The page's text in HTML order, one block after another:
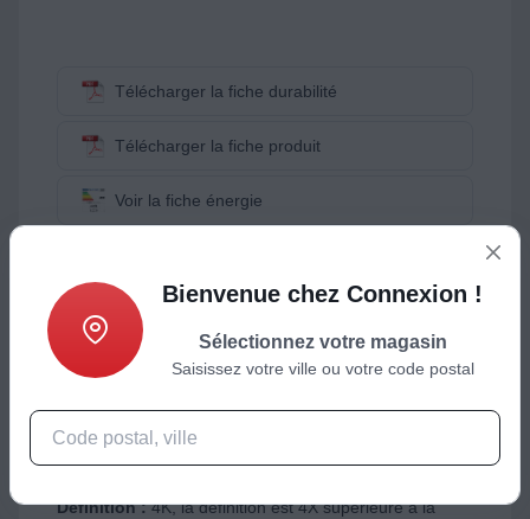
Télécharger la fiche durabilité
Télécharger la fiche produit
Voir la fiche énergie
Image
Taille de l'écran : 164 cm (65")
Technologie :
OLED, garantit aux images un contraste
élevé, des couleurs réalistes et un noir profond
Résolution : 3840 x 2160 pixels conditionnent la
Définition :4K, la définition est 4X supérieure à la
Bienvenue chez Connexion !
Sélectionnez votre magasin
Saisissez votre ville ou votre code postal